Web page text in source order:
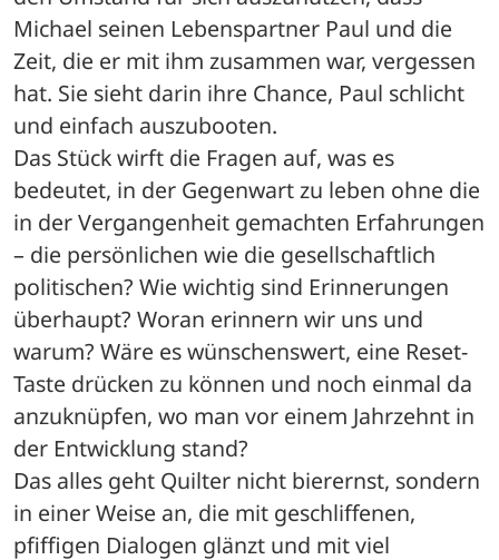
Michael seinen Lebenspartner Paul und die
Zeit, die er mit ihm zusammen war, vergessen
hat. Sie sieht darin ihre Chance, Paul schlicht
und einfach auszubooten.
Das Stück wirft die Fragen auf, was es
bedeutet, in der Gegenwart zu leben ohne die
in der Vergangenheit gemachten Erfahrungen
– die persönlichen wie die gesellschaftlich
politischen? Wie wichtig sind Erinnerungen
überhaupt? Woran erinnern wir uns und
warum? Wäre es wünschenswert, eine Reset-
Taste drücken zu können und noch einmal da
anzuknüpfen, wo man vor einem Jahrzehnt in
der Entwicklung stand?
Das alles geht Quilter nicht bierernst, sondern
in einer Weise an, die mit geschliffenen,
pfiffigen Dialogen glänzt und mit viel